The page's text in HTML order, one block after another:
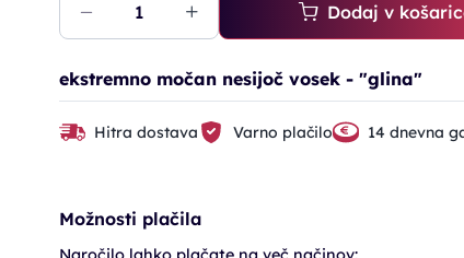
Dodaj v
ekstremno močan nesijoč vosek - "glina"
Hitra dostava Varno plačilo 14 dnevna
Možnosti plačila